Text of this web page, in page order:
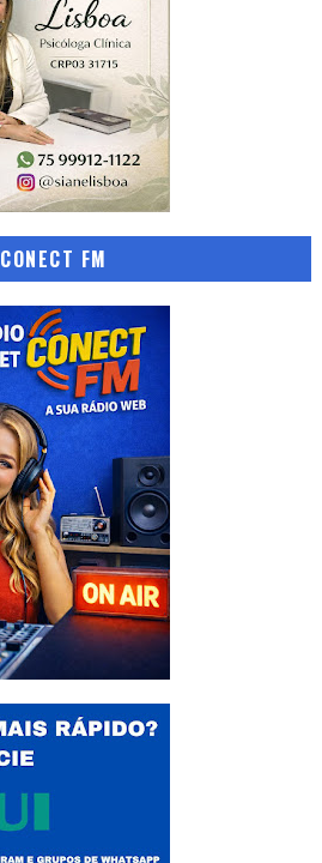
CONECT FM